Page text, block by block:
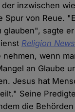
der inzwischen
Spur von Reue.
glauben", sagte
Religion News
nehmen, wenn
an Glaube
Jesus hat
Seine
die